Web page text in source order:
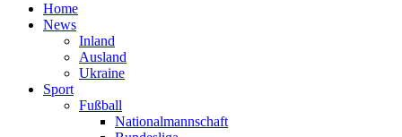
Home
News
Inland
Ausland
Ukraine
Sport
Fußball
Nationalmannschaft